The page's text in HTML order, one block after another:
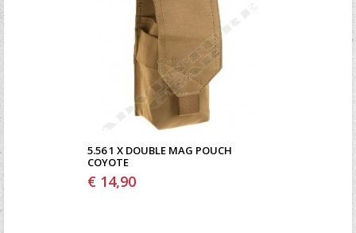
5.56 1 X DOUBLE MAG POUCH
COYOTE
€ 14,90